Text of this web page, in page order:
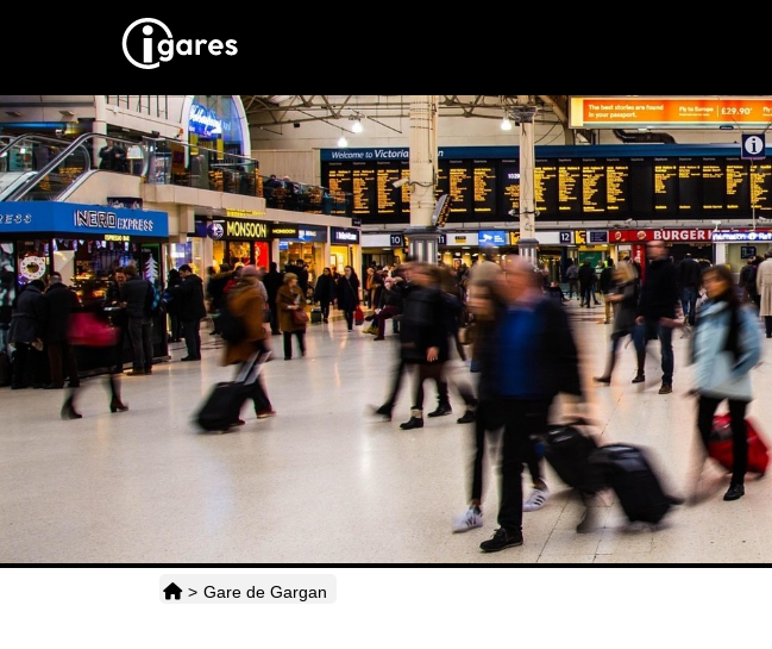
> Gare de Gargan